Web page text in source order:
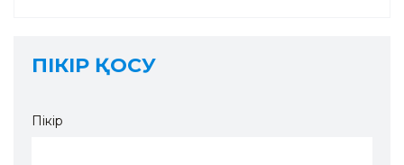
ПІКІР ҚОСУ
Пікір